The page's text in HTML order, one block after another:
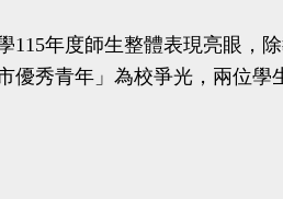
年度師生整體表現亮眼，除
優秀青年」為校爭光，兩位